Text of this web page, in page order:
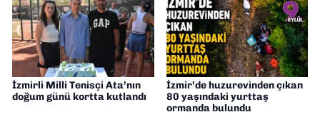
İzmirli Milli Tenisçi Ata’nın
doğum günü kortta kutlandı
İzmir’de huzurevinden çıkan
80 yaşındaki yurttaş
ormanda bulundu